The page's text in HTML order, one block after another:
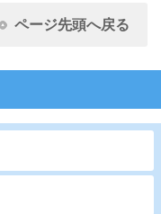
ページ先頭へ戻る